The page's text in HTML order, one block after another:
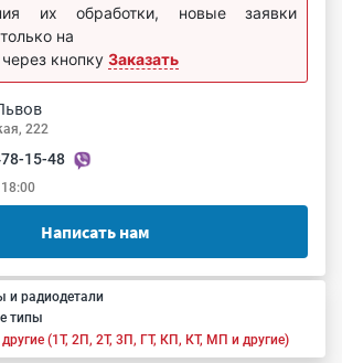
их обработки, новые заявки
на
через кнопку Заказать
222
15-48
Написать нам
и радиодетали
типы
(1Т, 2П, 2Т, 3П, ГТ, КП, КТ, МП и другие)